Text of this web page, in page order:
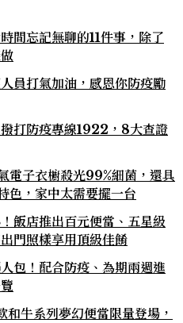
間忘記無聊的11件事，除了
員打氣加油，感恩你防疫勵
打防疫專線1922，8大查證
電子衣櫥殺光99%細菌，還具
色，家中太需要擺一台
飯店推出百元便當、五星級
門照樣享用頂級佳餚
包！配合防疫、為期兩週進
和牛系列夢幻便當限量登場，